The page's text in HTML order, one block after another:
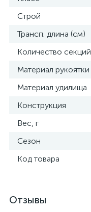
Строй
Трансп. длина (см)
Количество секций
Материал рукоятки
Материал удилища
Конструкция
Вес, г
Сезон
Код товара
Отзывы